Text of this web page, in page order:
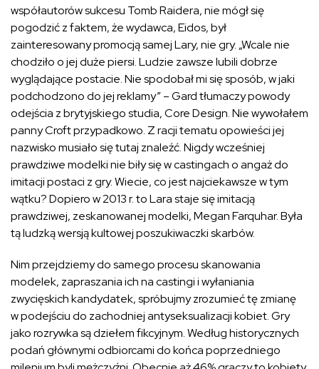
współautorów sukcesu Tomb Raidera, nie mógł się
pogodzić z faktem, że wydawca, Eidos, był
zainteresowany promocją samej Lary, nie gry. „Wcale nie
chodziło o jej duże piersi. Ludzie zawsze lubili dobrze
wyglądające postacie. Nie spodobał mi się sposób, w jaki
podchodzono do jej reklamy” – Gard tłumaczy powody
odejścia z brytyjskiego studia, Core Design. Nie wywołałem
panny Croft przypadkowo. Z racji tematu opowieści jej
nazwisko musiało się tutaj znaleźć. Nigdy wcześniej
prawdziwe modelki nie biły się w castingach o angaż do
imitacji postaci z gry. Wiecie, co jest najciekawsze w tym
wątku? Dopiero w 2013 r. to Lara staje się imitacją
prawdziwej, zeskanowanej modelki, Megan Farquhar. Była
tą ludzką wersją kultowej poszukiwaczki skarbów.
Nim przejdziemy do samego procesu skanowania
modelek, zapraszania ich na castingi i wyłaniania
zwycięskich kandydatek, spróbujmy zrozumieć tę zmianę
w podejściu do zachodniej antyseksualizacji kobiet. Gry
jako rozrywka są dziełem fikcyjnym. Według historycznych
podań głównymi odbiorcami do końca poprzedniego